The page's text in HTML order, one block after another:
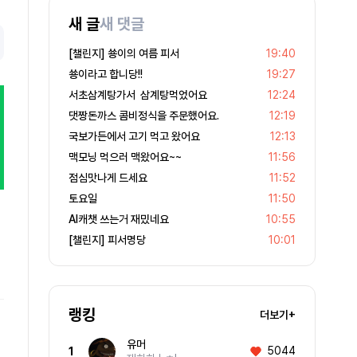
새 글새 댓글
[챌린지] 쑝이의 여름 피서
19:40
쑝이라고 합니당!!
19:27
서초삼계탕가서 삼계탕먹었어요
12:24
댓짱돈까스 콤비정식을 주문했어요.
12:19
국보가든에서 고기 먹고 왔어요
12:13
맥모닝 먹으러 맥왔어요~~
11:56
점심맛나게 드세요
11:52
토요일
11:50
AI캐챗 쓰는거 재밌네요
10:55
[챌린지] 피서명당
10:01
랭킹 더보기+
1
유머
5044